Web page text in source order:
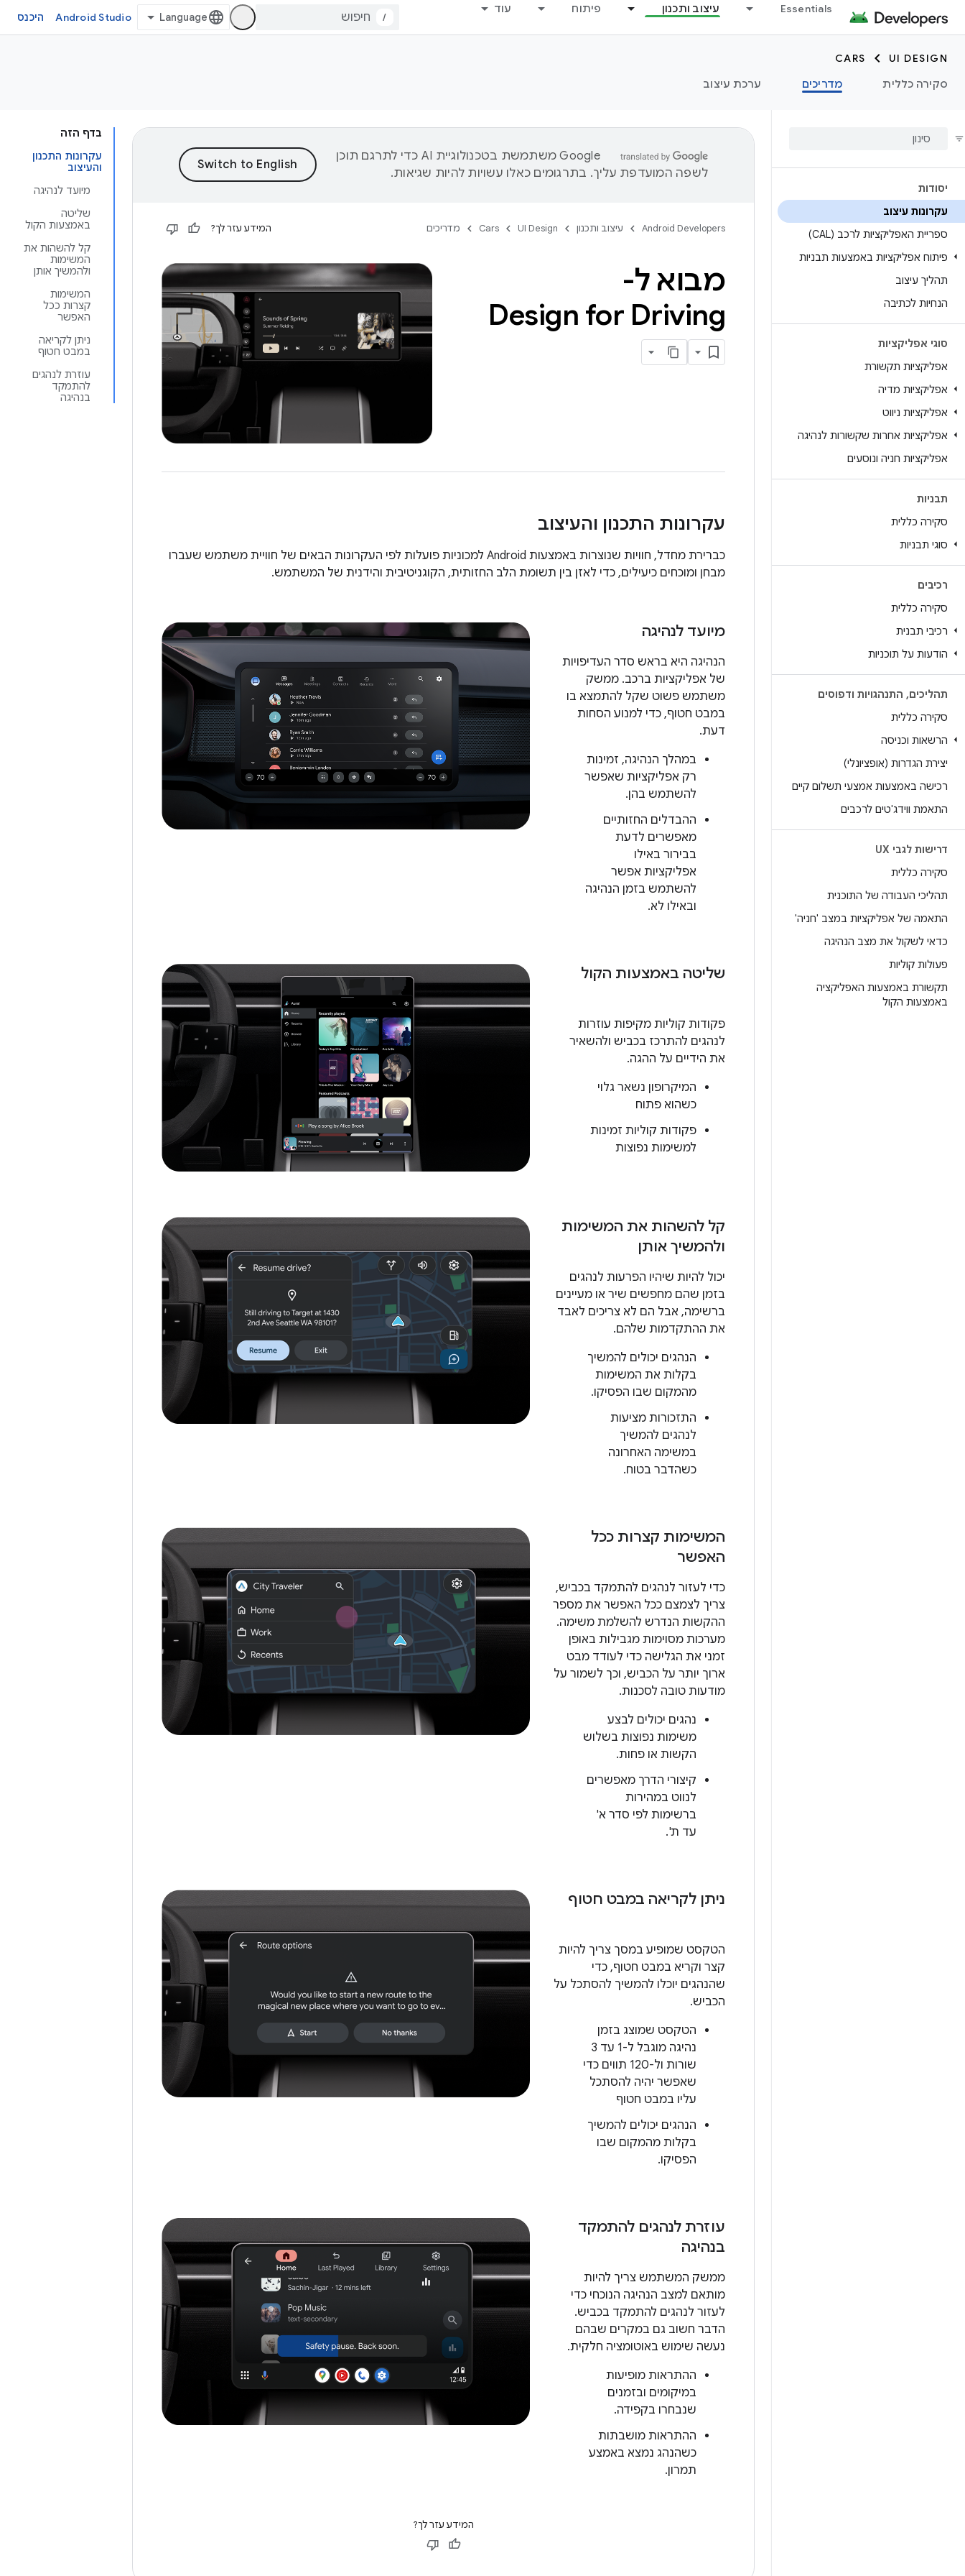
Essentials עיצוב ותכנון פיתוח עוד
/
Android Studio היכנס
UI DESIGN
CARS
סקירה כללית
מדריכים ערכת עיצוב
יסודות
עקרונות עיצוב
ספריית האפליקציות לרכב (CAL)
פיתוח אפליקציות באמצעות תבניות
תהליך עיצוב
הנחיות לכתיבה
סוגי אפליקציות
אפליקציות תקשורת
אפליקציות מדיה
אפליקציות ניווט
אפליקציות אחרות שקשורות לנהיגה
אפליקציות חניה ונוסעים
תבניות
סקירה כללית
סוגי תבניות
רכיבים
סקירה כללית
רכיבי תבנית
הודעות על תוכניות
תהליכים, התנהגויות ודפוסים
סקירה כללית
הרשאות וכניסה
יצירת הגדרות (אופציונלי)
רכישה באמצעות אמצעי תשלום קיים
התאמת ווידג'טים לרכבים
דרישות לגבי UX
סקירה כללית
תהליכי העבודה של התוכנית
התאמה של אפליקציות במצב 'חניה'
כדאי לשקול את מצב הנהיגה
פעולות קוליות
תקשורת באמצעות האפליקציה
באמצעות הקול
בדף הזה
עקרונות התכנון
והעיצוב
מיועד לנהיגה
שליטה
באמצעות הקול
קל להשהות את
המשימות
ולהמשיך אותן
המשימות
קצרות ככל
האפשר
ניתן לקריאה
במבט חטוף
עוזרת לנהגים
להתמקד
בנהיגה
‫Google משתמשת בטכנולוגיית AI כדי לתרגם תוכן
לשפה המועדפת עליך. בתרגומים כאלו עשויות להיות שגיאות.
Android Developers עיצוב ותכנון UI Design
Cars מדריכים המידע עזר לך?
מבוא ל-
Design for Driving
עקרונות התכנון והעיצוב
כברירת מחדל, חוויות שנוצרות באמצעות Android למכוניות פועלות לפי העקרונות הבאים של חוויית משתמש שעברו
מבחן ומוכחים כיעילים, כדי לאזן בין תשומת הלב החזותית, הקוגניטיבית והידנית של המשתמש.
מיועד לנהיגה
הנהיגה היא בראש סדר העדיפויות
של אפליקציות ברכב. ממשק
משתמש פשוט שקל להתמצא בו
במבט חטוף, כדי למנוע הסחות
דעת.
במהלך הנהיגה, זמינות
רק אפליקציות שאפשר
להשתמש בהן.
ההבדלים החזותיים
מאפשרים לדעת
בבירור באילו
אפליקציות אפשר
להשתמש בזמן הנהיגה
ובאילו לא.
שליטה באמצעות הקול
פקודות קוליות מקיפות עוזרות
לנהגים להתרכז בכביש ולהשאיר
את הידיים על ההגה.
המיקרופון נשאר גלוי
כשהוא פתוח
פקודות קוליות זמינות
למשימות נפוצות
קל להשהות את המשימות
ולהמשיך אותן
יכול להיות שיהיו הפרעות לנהגים
בזמן שהם מחפשים שיר או מעיינים
ברשימה, אבל הם לא צריכים לאבד
את ההתקדמות שלהם.
הנהגים יכולים להמשיך
בקלות את המשימות
מהמקום שבו הפסיקו.
התזכורות מציעות
לנהגים להמשיך
במשימה האחרונה
כשהדבר בטוח.
המשימות קצרות ככל
האפשר
כדי לעזור לנהגים להתמקד בכביש,
צריך לצמצם ככל האפשר את מספר
ההקשות הנדרש להשלמת משימה.
מערכות מסוימות מגבילות באופן
זמני את הגלישה כדי לעודד מבט
ארוך יותר על הכביש, וכך לשמור על
מודעות טובה לסכנות.
נהגים יכולים לבצע
משימות נפוצות בשלוש
הקשות או פחות.
קיצורי הדרך מאפשרים
לנווט במהירות
ברשימות לפי סדר א'
עד ת'.
ניתן לקריאה במבט חטוף
הטקסט שמופיע במסך צריך להיות
קצר וקריא במבט חטוף, כדי
שהנהגים יוכלו להמשיך להסתכל על
הכביש.
הטקסט שמוצג בזמן
נהיגה מוגבל ל-1 עד 3
שורות ול-120 תווים כדי
שאפשר יהיה להסתכל
עליו במבט חטוף
הנהגים יכולים להמשיך
בקלות מהמקום שבו
הפסיקו.
עוזרת לנהגים להתמקד
בנהיגה
ממשק המשתמש צריך להיות
מותאם למצב הנהיגה הנוכחי כדי
לעזור לנהגים להתמקד בכביש.
הדבר חשוב גם במקרים שבהם
נעשה שימוש באוטומציה חלקית.
ההתראות מופיעות
במיקומים ובזמנים
שנבחרו בקפידה.
ההתראות מושבתות
כשהנהג נמצא באמצע
תמרון.
המידע עזר לך?